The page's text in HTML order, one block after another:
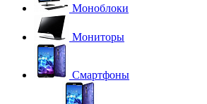
Моноблоки
Мониторы
Смартфоны